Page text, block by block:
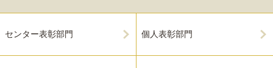
センター表彰部門 個人表彰部門